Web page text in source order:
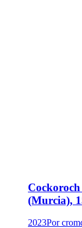
(Murcia),
2023Porcrom